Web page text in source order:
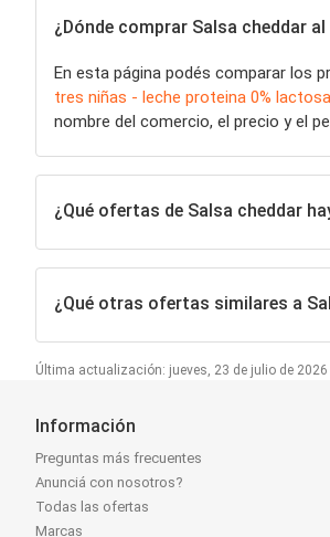
¿Dónde comprar Salsa cheddar
En esta página podés comparar los
tres niñas - leche proteina 0%
nombre del comercio, el precio y el
¿Qué ofertas de Salsa cheddar
¿Qué otras ofertas similares a
Última actualización: jueves, 23 de julio de 2026
Información
Preguntas más frecuentes
Anunciá con nosotros?
Todas las ofertas
Marcas